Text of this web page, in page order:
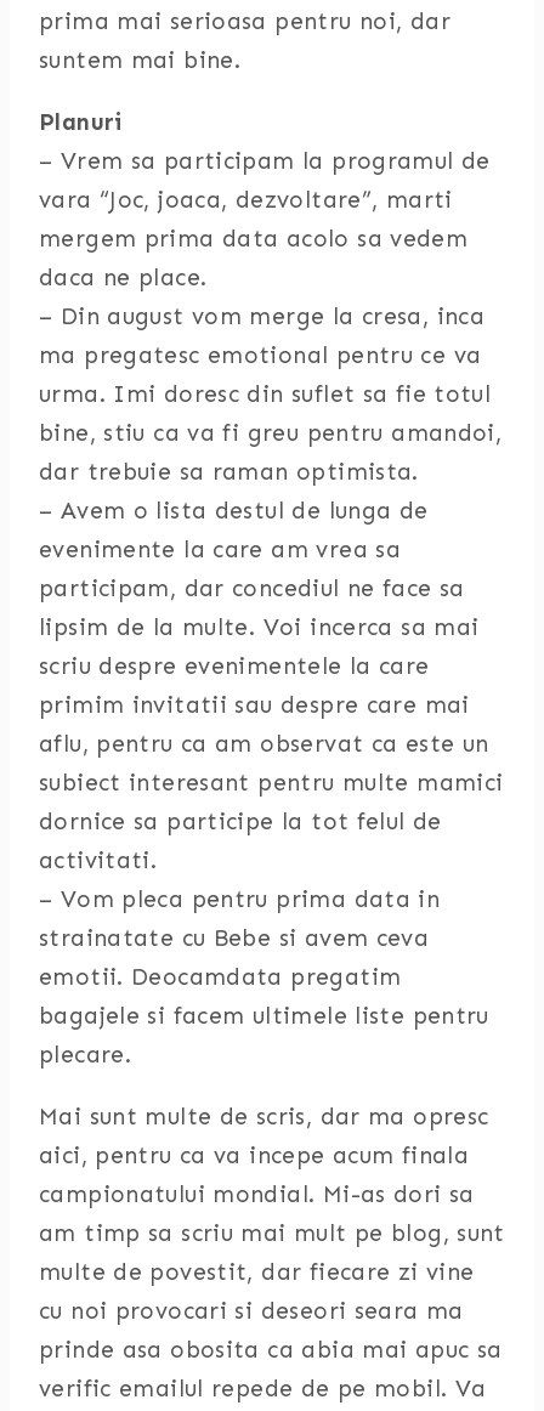
prima mai serioasa pentru noi, dar
suntem mai bine.
Planuri
– Vrem sa participam la programul de
vara “Joc, joaca, dezvoltare”, marti
mergem prima data acolo sa vedem
daca ne place.
– Din august vom merge la cresa, inca
ma pregatesc emotional pentru ce va
urma. Imi doresc din suflet sa fie totul
bine, stiu ca va fi greu pentru amandoi,
dar trebuie sa raman optimista.
– Avem o lista destul de lunga de
evenimente la care am vrea sa
participam, dar concediul ne face sa
lipsim de la multe. Voi incerca sa mai
scriu despre evenimentele la care
primim invitatii sau despre care mai
aflu, pentru ca am observat ca este un
subiect interesant pentru multe mamici
dornice sa participe la tot felul de
activitati.
– Vom pleca pentru prima data in
strainatate cu Bebe si avem ceva
emotii. Deocamdata pregatim
bagajele si facem ultimele liste pentru
plecare.
Mai sunt multe de scris, dar ma opresc
aici, pentru ca va incepe acum finala
campionatului mondial. Mi-as dori sa
am timp sa scriu mai mult pe blog, sunt
multe de povestit, dar fiecare zi vine
cu noi provocari si deseori seara ma
prinde asa obosita ca abia mai apuc sa
verific emailul repede de pe mobil. Va